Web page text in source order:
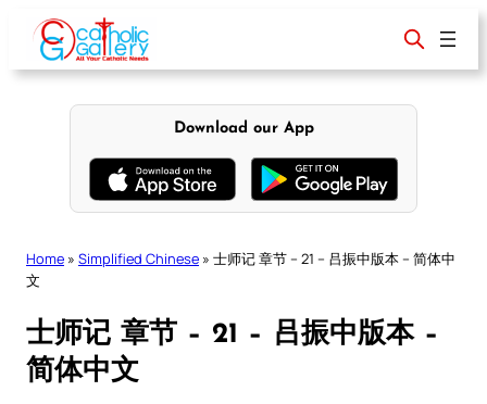
content
Download our App
Home » Simplified Chinese » 士师记 章节 – 21 – 吕振中版本 – 简体中
文
士师记 章节 – 21 – 吕振中版本 –
简体中文